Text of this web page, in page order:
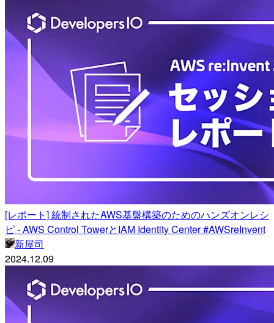
[レポート] 統制されたAWS基盤構築のためのハンズオンレシ
ピ - AWS Control TowerとIAM Identity Center #AWSreInvent
新屋司
2024.12.09